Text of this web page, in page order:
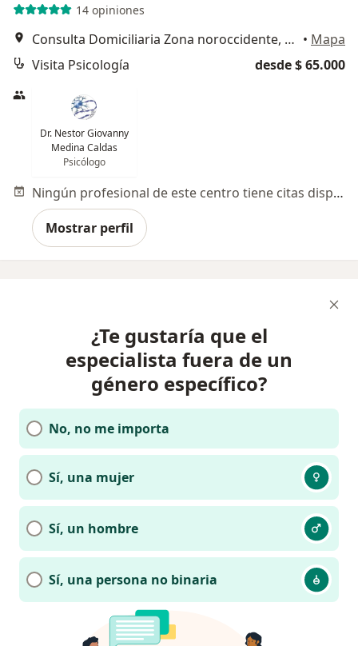
14 opiniones
Consulta Domiciliaria Zona noroccidente, Bogotá • Mapa
Visita Psicología
desde $ 65.000
Dr. Nestor Giovanny
Medina Caldas
Psicólogo
Ningún profesional de este centro tiene citas disponibles
Mostrar perfil
¿Te gustaría que el
especialista fuera de un
género específico?
No, no me importa
Sí, una mujer
Sí, un hombre
Sí, una persona no binaria